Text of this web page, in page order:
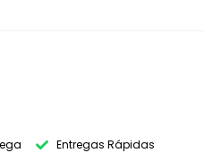
Entregas Rápidas